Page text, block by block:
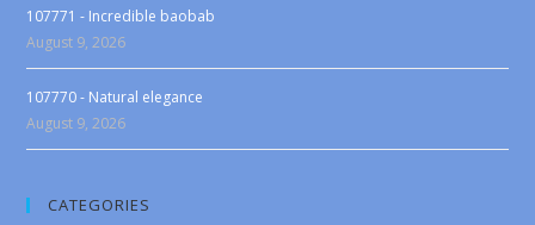
107771 - Incredible baobab
August 9, 2026
107770 - Natural elegance
August 9, 2026
CATEGORIES